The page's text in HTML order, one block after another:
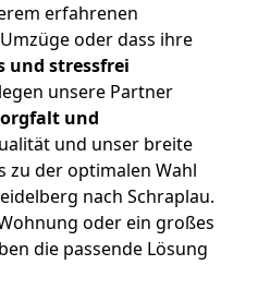
erfahrenen
oder dass ihre
und stressfrei
unsere Partner
und
und unser breite
zu der optimalen Wahl
nach Schraplau.
oder ein großes
die passende Lösung